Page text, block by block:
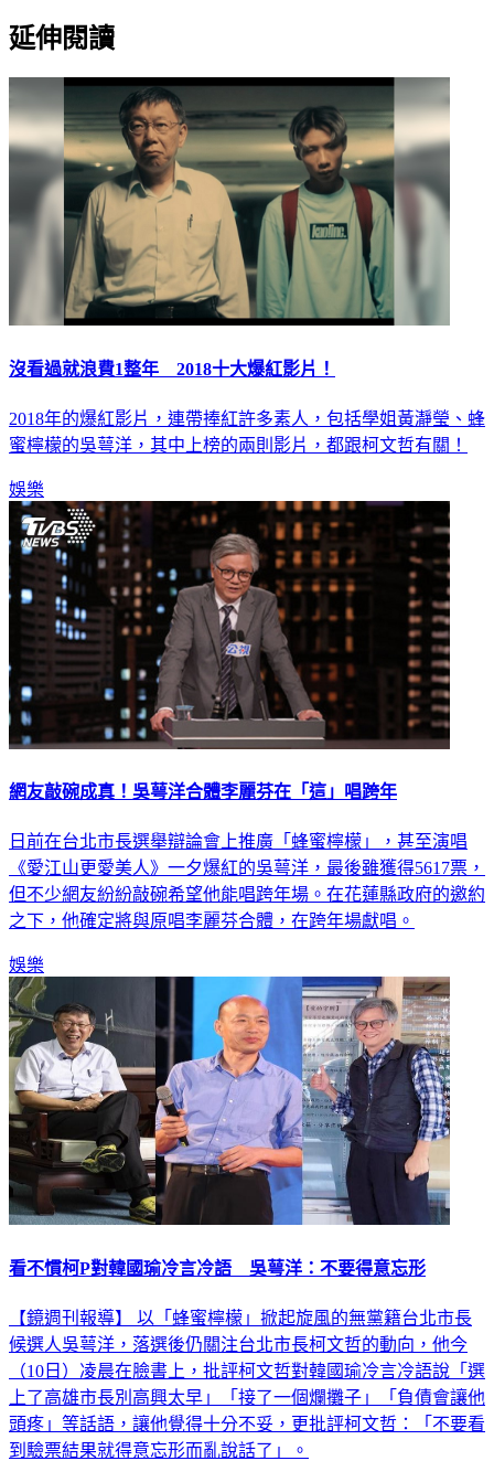
延伸閱讀
沒看過就浪費1整年 2018十大爆紅影片！
2018年的爆紅影片，連帶捧紅許多素人，包括學姐黃瀞瑩、蜂
蜜檸檬的吳萼洋，其中上榜的兩則影片，都跟柯文哲有關！
娛樂
網友敲碗成真！吳萼洋合體李麗芬在「這」唱跨年
日前在台北市長選舉辯論會上推廣「蜂蜜檸檬」，甚至演唱
《愛江山更愛美人》一夕爆紅的吳萼洋，最後雖獲得5617票，
但不少網友紛紛敲碗希望他能唱跨年場。在花蓮縣政府的邀約
之下，他確定將與原唱李麗芬合體，在跨年場獻唱。
娛樂
看不慣柯P對韓國瑜冷言冷語 吳萼洋：不要得意忘形
【鏡週刊報導】 以「蜂蜜檸檬」掀起旋風的無黨籍台北市長
候選人吳萼洋，落選後仍關注台北市長柯文哲的動向，他今
（10日）凌晨在臉書上，批評柯文哲對韓國瑜冷言冷語說「選
上了高雄市長別高興太早」「接了一個爛攤子」「負債會讓他
頭疼」等話語，讓他覺得十分不妥，更批評柯文哲：「不要看
到驗票結果就得意忘形而亂說話了」。